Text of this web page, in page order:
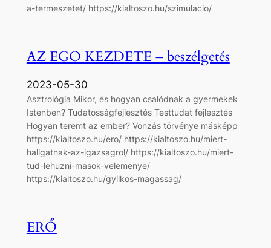
a-termeszetet/ https://kialtoszo.hu/szimulacio/
AZ EGO KEZDETE – beszélgetés
2023-05-30
Asztrológia Mikor, és hogyan csalódnak a gyermekek
Istenben? Tudatosságfejlesztés Testtudat fejlesztés
Hogyan teremt az ember? Vonzás törvénye másképp
https://kialtoszo.hu/ero/ https://kialtoszo.hu/miert-
hallgatnak-az-igazsagrol/ https://kialtoszo.hu/miert-
tud-lehuzni-masok-velemenye/
https://kialtoszo.hu/gyilkos-magassag/
ERŐ